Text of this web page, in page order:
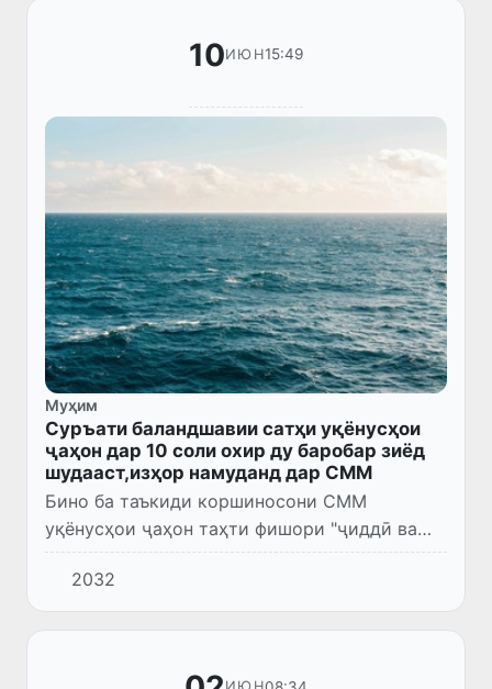
10ИЮН15:49
Муҳим
Суръати баландшавии сатҳи уқёнусҳои
ҷаҳон дар 10 соли охир ду баробар зиёд
шудааст,изҳор намуданд дар СММ
Бино ба таъкиди коршиносони СММ
уқёнусҳои ҷаҳон таҳти фишори "ҷиддӣ ва
босуръат"-и фаъолияти инсон қарор доранд.
Суръати баландшавии сатҳи уқёнусҳои
ҷаҳон дар 10 соли охир ду бароб...
2032